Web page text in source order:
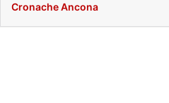
Cronache Ancona